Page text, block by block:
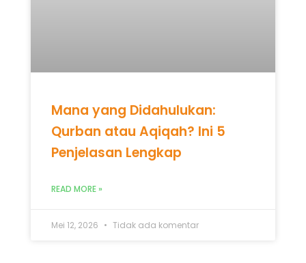
Mana yang Didahulukan:
Qurban atau Aqiqah? Ini 5
Penjelasan Lengkap
READ MORE »
Mei 12, 2026 Tidak ada komentar